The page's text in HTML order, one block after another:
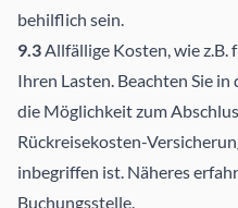
behilflich sein.
9.3Allfällige Kosten, wie z.B.
Ihren Lasten. Beachten Sie
die Möglichkeit zum
Rückreisekosten-
inbegriffen ist. Näheres
Buchungsstelle.